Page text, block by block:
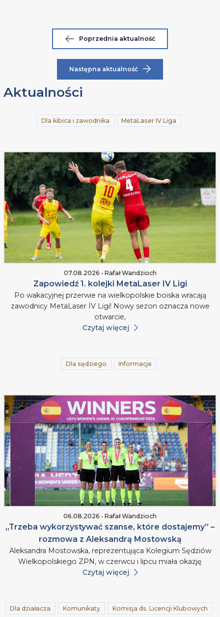
Poprzednia aktualność
Następna aktualność
Aktualności
Dla kibica i zawodnika MetaLaser IV Liga
07.08.2026 • Rafał Wandzioch
Zapowiedź 1. kolejki MetaLaser IV Ligi
Po wakacyjnej przerwie na wielkopolskie boiska wracają
zawodnicy MetaLaser IV Ligi! Nowy sezon oznacza nowe
otwarcie,
Czytaj więcej
Dla sędziego Informacje
06.08.2026 • Rafał Wandzioch
„Trzeba wykorzystywać szanse, które dostajemy” –
rozmowa z Aleksandrą Mostowską
Aleksandra Mostowska, reprezentująca Kolegium Sędziów
Wielkopolskiego ZPN, w czerwcu i lipcu miała okazję
Czytaj więcej
Dla działacza Komunikaty Komisja ds. Licencji Klubowych